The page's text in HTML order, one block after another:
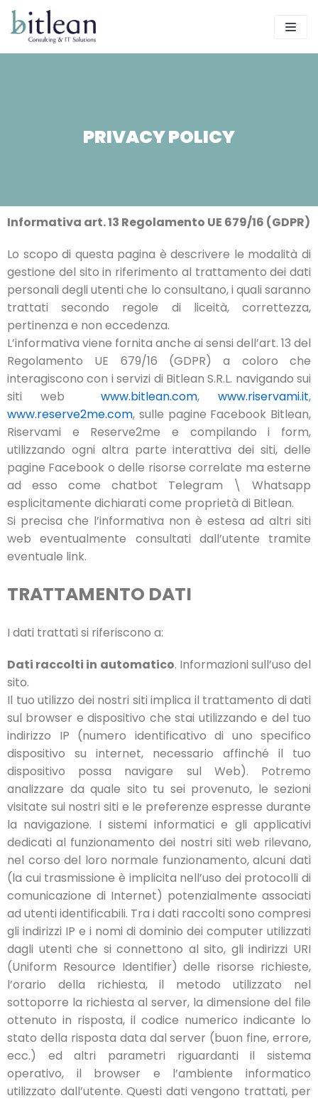
Skip
to
content
PRIVACY POLICY
Informativa art. 13 Regolamento UE 679/16 (GDPR)
Lo scopo di questa pagina è descrivere le modalità di
gestione del sito in riferimento al trattamento dei dati
personali degli utenti che lo consultano, i quali saranno
trattati secondo regole di liceità, correttezza,
pertinenza e non eccedenza.
L’informativa viene fornita anche ai sensi dell’art. 13 del
Regolamento UE 679/16 (GDPR) a coloro che
interagiscono con i servizi di Bitlean S.R.L. navigando sui
siti webwww.bitlean.com, www.riservami.it,
www.reserve2me.com, sulle pagine Facebook Bitlean,
Riservami e Reserve2me e compilando i form,
utilizzando ogni altra parte interattiva dei siti, delle
pagine Facebook o delle risorse correlate ma esterne
ad esso come chatbot Telegram \ Whatsapp
esplicitamente dichiarati come proprietà di Bitlean.
Si precisa che l’informativa non è estesa ad altri siti
web eventualmente consultati dall’utente tramite
eventuale link.
TRATTAMENTO DATI
I dati trattati si riferiscono a:
Dati raccolti in automatico. Informazioni sull’uso del
sito.
Il tuo utilizzo dei nostri siti implica il trattamento di dati
sul browser e dispositivo che stai utilizzando e del tuo
indirizzo IP (numero identificativo di uno specifico
dispositivo su internet, necessario affinché il tuo
dispositivo possa navigare sul Web). Potremo
analizzare da quale sito tu sei provenuto, le sezioni
visitate sui nostri siti e le preferenze espresse durante
la navigazione. I sistemi informatici e gli applicativi
dedicati al funzionamento dei nostri siti web rilevano,
nel corso del loro normale funzionamento, alcuni dati
(la cui trasmissione è implicita nell’uso dei protocolli di
comunicazione di Internet) potenzialmente associati
ad utenti identificabili. Tra i dati raccolti sono compresi
gli indirizzi IP e i nomi di dominio dei computer utilizzati
dagli utenti che si connettono al sito, gli indirizzi URI
(Uniform Resource Identifier) delle risorse richieste,
l’orario della richiesta, il metodo utilizzato nel
sottoporre la richiesta al server, la dimensione del file
ottenuto in risposta, il codice numerico indicante lo
stato della risposta data dal server (buon fine, errore,
ecc.) ed altri parametri riguardanti il sistema
operativo, il browser e l’ambiente informatico
utilizzato dall’utente. Questi dati vengono trattati, per